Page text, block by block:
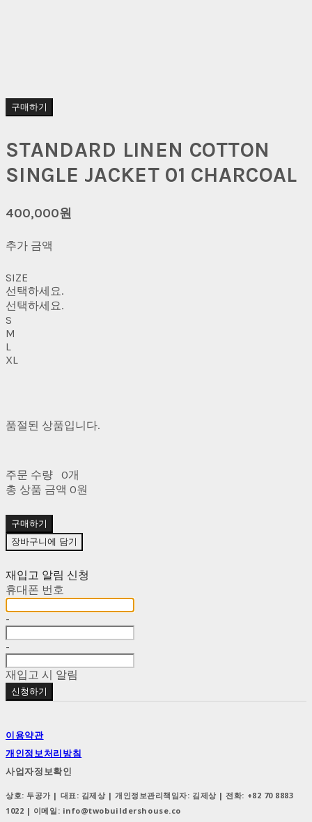
구매하기
STANDARD LINEN COTTON
SINGLE JACKET 01 CHARCOAL
400,000원
추가 금액
SIZE
선택하세요.
선택하세요.
S
M
L
XL
품절된 상품입니다.
주문 수량
0개
총 상품 금액 0원
구매하기
장바구니에 담기
재입고 알림 신청
휴대폰 번호
-
-
재입고 시 알림
신청하기
이용약관
개인정보처리방침
사업자정보확인
상호: 두공가 | 대표: 김제상 | 개인정보관리책임자: 김제상 | 전화: +82 70 8883
1022 | 이메일: info@twobuildershouse.co